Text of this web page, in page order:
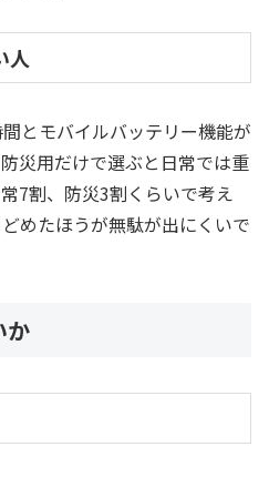
人
とモバイルバッテリー機能が
災用だけで選ぶと日常では重
7割、防災3割くらいで考え
めたほうが無駄が出にくいで
か